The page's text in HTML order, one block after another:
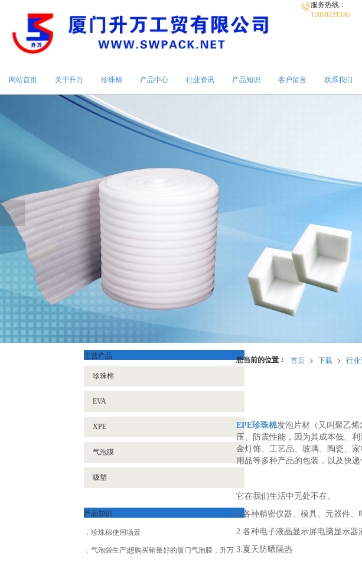
服务热线：
15959221536
网站首页 关于升万 珍珠棉 产品中心 行业资讯 产品知识 客户留言 联系我们
您当前的位置： 首页 > 下载 > 行业
EPE珍珠棉发泡片材（又叫聚乙烯
压、防震性能，因为其成本低、
金灯饰、工艺品、玻璃、陶瓷、
用品等多种产品的包装，以及快
它在我们生活中无处不在。
1.各种精密仪器、模具、元器件、
2.各种电子液晶显示屏电脑显示器
3.夏天防晒隔热
主营产品
珍珠棉
EVA
XPE
气泡膜
吸塑
产品知识
珍珠棉使用场景
气泡袋生产|想购买销量好的厦门气泡膜，升万工贸